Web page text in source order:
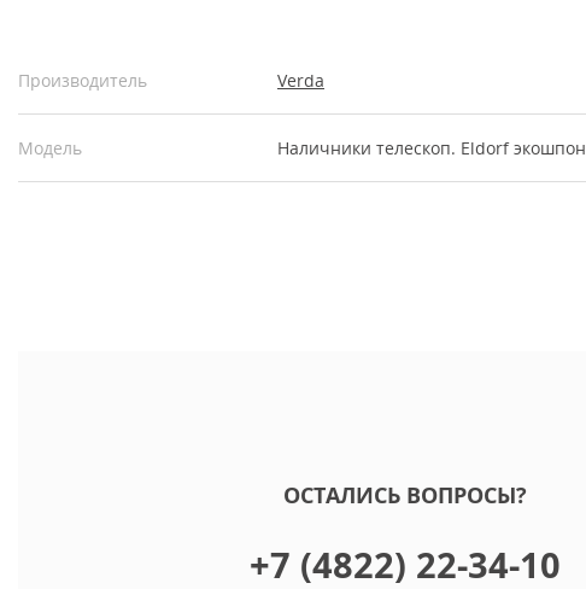
Производитель Verda
Модель Наличники телескоп. Eldorf экошпон
ОСТАЛИСЬ ВОПРОСЫ?
+7 (4822) 22-34-10